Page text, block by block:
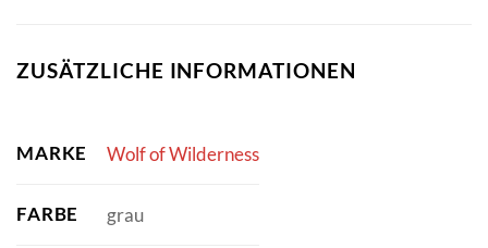
ZUSÄTZLICHE INFORMATIONEN
MARKE Wolf of Wilderness
FARBE grau